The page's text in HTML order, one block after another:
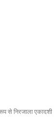
से निरजाला एकादशी